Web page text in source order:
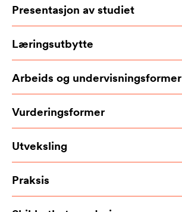
Presentasjon av studiet
Læringsutbytte
Arbeids og undervisningsformer
Vurderingsformer
Utveksling
Praksis